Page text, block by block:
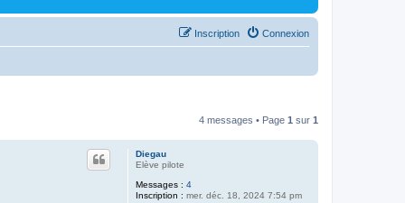
Connexion
Inscription
4 messages • Page 1 sur 1
Diegau
Elève pilote
Messages : 4
Inscription : mer. déc. 18, 2024 7:54 pm